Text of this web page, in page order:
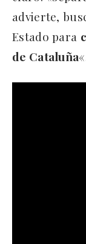
advierte,
Estado para
de Cataluña